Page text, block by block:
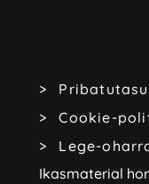
Cookie-
Lege-
Ikasmaterial